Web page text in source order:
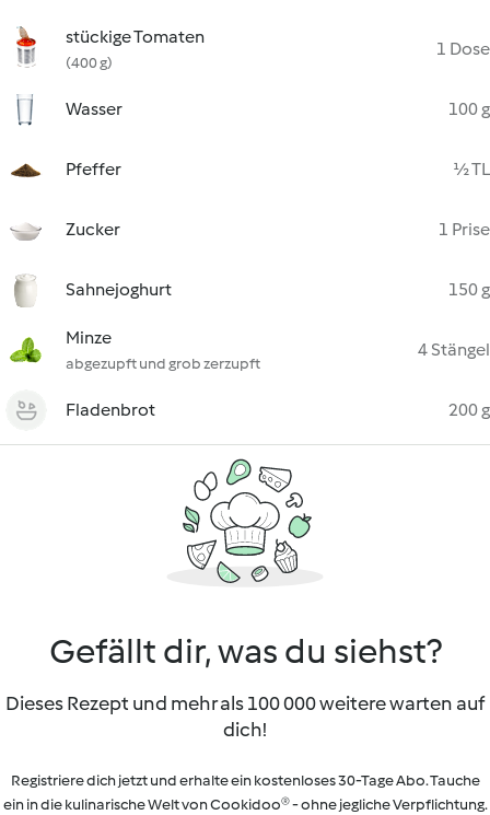
stückige Tomaten
(400 g)
1 Dose
Wasser 100 g
Pfeffer ½ TL
Zucker 1 Prise
Sahnejoghurt 150 g
Minze
abgezupft und grob zerzupft
4 Stängel
Fladenbrot 200 g
Gefällt dir, was du siehst?
Dieses Rezept und mehr als 100 000 weitere warten auf
dich!
Registriere dich jetzt und erhalte ein kostenloses 30-Tage Abo. Tauche
ein in die kulinarische Welt von Cookidoo® - ohne jegliche Verpflichtung.